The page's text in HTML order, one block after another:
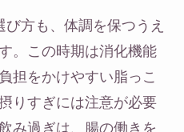
方も、体調を保つうえ
。この時期は消化機能
担をかけやすい脂っこ
りすぎには注意が必要
み過ぎは、腸の働きを